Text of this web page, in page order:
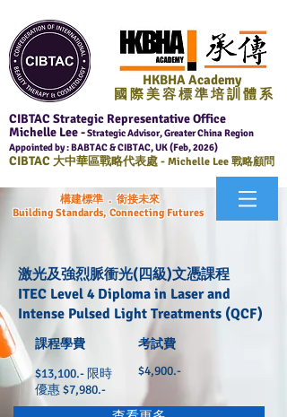
HKBHA Academy
國 際 美 容 標 準 培 訓 體 系
CIBTAC Strategic Representative Office
Michelle Lee -Strategic Advisor, Greater China Region
Appointed by : BABTAC & CIBTAC, UK (Feb, 2026)
CIBTAC大中華區戰略代表處 - Michelle Lee 戰略顧問
構建標準 . 銜接未來
Building Standards, Connecting Futures
激光及強烈脈衝光(四級)文憑課程
ITEC Level 4 Diploma in Laser and
Intense Pulsed Light Treatments (QCF)
課程學費
$13,100.- 限時
優惠 $7,980.-
考試費
$4,900.-